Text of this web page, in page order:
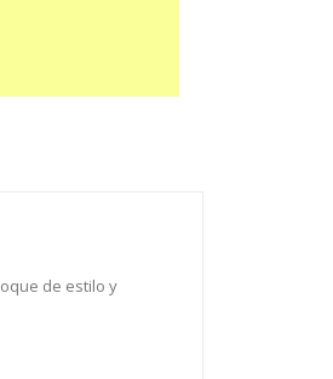
de estilo y